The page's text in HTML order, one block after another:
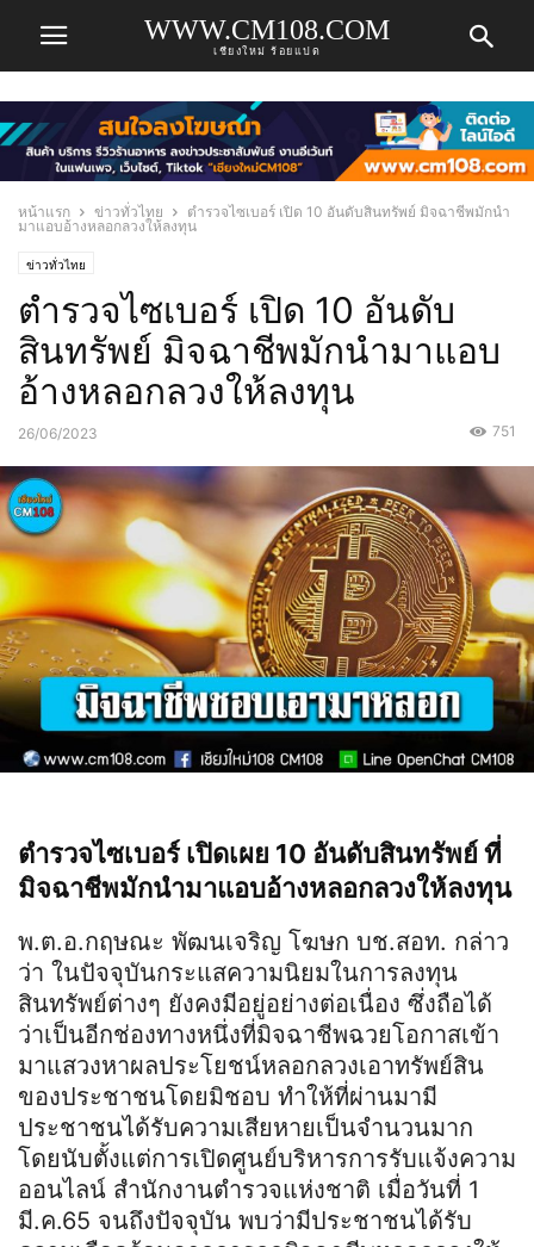
WWW.CM108.COM
เชียงใหม่ ร้อยแปด
หน้าแรก ข่าวทั่วไทย
ตำรวจไซเบอร์ เปิด 10 อันดับสินทรัพย์ มิจฉาชีพมักนำ
มาแอบอ้างหลอกลวงให้ลงทุน
ข่าวทั่วไทย
ตำรวจไซเบอร์ เปิด 10 อันดับ
สินทรัพย์ มิจฉาชีพมักนำมาแอบ
อ้างหลอกลวงให้ลงทุน
26/06/2023 751
ตำรวจไซเบอร์ เปิดเผย 10 อันดับสินทรัพย์ ที่
มิจฉาชีพมักนำมาแอบอ้างหลอกลวงให้ลงทุน
พ.ต.อ.กฤษณะ พัฒนเจริญ โฆษก บช.สอท. กล่าว
ว่า ในปัจจุบันกระแสความนิยมในการลงทุน
สินทรัพย์ต่างๆ ยังคงมีอยู่อย่างต่อเนื่อง ซึ่งถือได้
ว่าเป็นอีกช่องทางหนึ่งที่มิจฉาชีพฉวยโอกาสเข้า
มาแสวงหาผลประโยชน์หลอกลวงเอาทรัพย์สิน
ของประชาชนโดยมิชอบ ทำให้ที่ผ่านมามี
ประชาชนได้รับความเสียหายเป็นจำนวนมาก
โดยนับตั้งแต่การเปิดศูนย์บริหารการรับแจ้งความ
ออนไลน์ สำนักงานตำรวจแห่งชาติ เมื่อวันที่ 1
มี.ค.65 จนถึงปัจจุบัน พบว่ามีประชาชนได้รับ